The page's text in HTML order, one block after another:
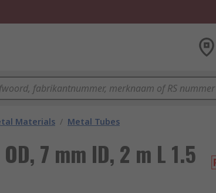
Materials / Metal Tubes
7 mm ID, 2 m L 1.5